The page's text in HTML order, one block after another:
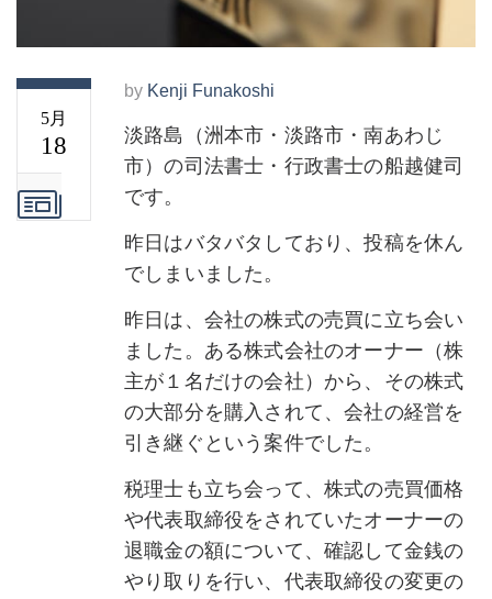
5月
18
by Kenji Funakoshi
淡路島（洲本市・淡路市・南あわじ
市）の司法書士・行政書士の船越健司
です。
昨日はバタバタしており、投稿を休ん
でしまいました。
昨日は、会社の株式の売買に立ち会い
ました。ある株式会社のオーナー（株
主が１名だけの会社）から、その株式
の大部分を購入されて、会社の経営を
引き継ぐという案件でした。
税理士も立ち会って、株式の売買価格
や代表取締役をされていたオーナーの
退職金の額について、確認して金銭の
やり取りを行い、代表取締役の変更の